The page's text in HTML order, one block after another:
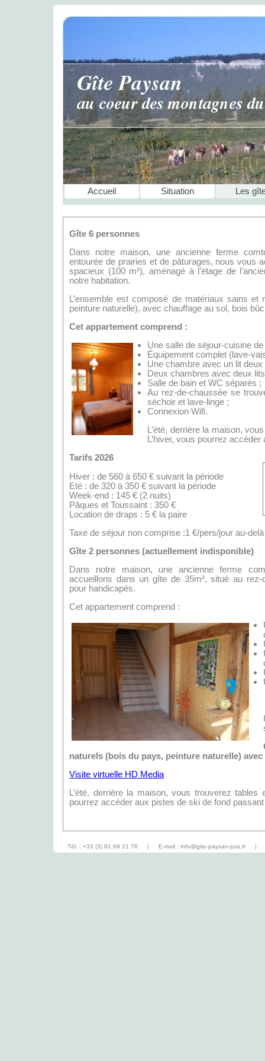
Accueil Situation Les
Gîte 6 personnes
Dans notre maison, une ancienne ferme
entourée de prairies et de pâturages, nous vous
spacieux (100 m²), aménagé à l’étage de
notre habitation.
L’ensemble est composé de matériaux sains et
peinture naturelle), avec chauffage au sol, bois
Cet appartement comprend :
Une salle de séjour-cuisine
Équipement complet (lave-
Une chambre avec un lit
Deux chambres avec deux
Salle de bain et WC séparés ;
Au rez-de-chaussée se
séchoir et lave-linge ;
Connexion Wifi.
L’été, derrière la maison,
L’hiver, vous pourrez
Tarifs 2026
Hiver : de 560 à 650 € suivant la période
Eté : de 320 à 350 € suivant la période
Week-end : 145 € (2 nuits)
Pâques et Toussaint : 350 €
Location de draps : 5 € la paire
Taxe de séjour non comprise :1 €/pers/jour au-
Gîte 2 personnes (actuellement indisponible)
Dans notre maison, une ancienne ferme
accueillons dans un gîte de 35m², situé au rez-
pour handicapés.
Cet appartement comprend :
naturels (bois du pays, peinture naturelle)
Visite virtuelle HD Media
L’été, derrière la maison, vous trouverez
pourrez accéder aux pistes de ski de fond
Tél. : +33 (3) 81 69 21 76 | E-mail : info@gite-paysan-jura.fr |